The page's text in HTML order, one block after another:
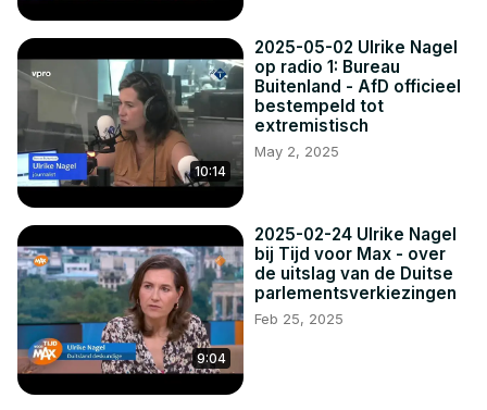
10:14
2025-05-02 Ulrike Nagel
op radio 1: Bureau
Buitenland - AfD officieel
bestempeld tot
extremistisch
May 2, 2025
9:04
2025-02-24 Ulrike Nagel
bij Tijd voor Max - over
de uitslag van de Duitse
parlementsverkiezingen
Feb 25, 2025